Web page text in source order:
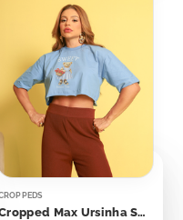
Cropped Max Ursinha Sweet Summer Time